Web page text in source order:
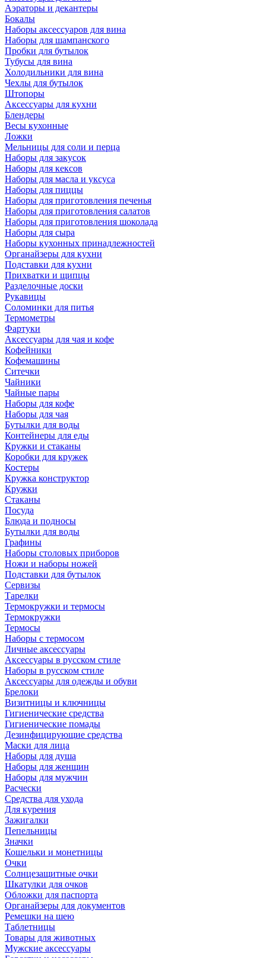
Аэраторы и декантеры
Бокалы
Наборы аксессуаров для вина
Наборы для шампанского
Пробки для бутылок
Тубусы для вина
Холодильники для вина
Чехлы для бутылок
Штопоры
Аксессуары для кухни
Блендеры
Весы кухонные
Ложки
Мельницы для соли и перца
Наборы для закусок
Наборы для кексов
Наборы для масла и уксуса
Наборы для пиццы
Наборы для приготовления печенья
Наборы для приготовления салатов
Наборы для приготовления шоколада
Наборы для сыра
Наборы кухонных принадлежностей
Органайзеры для кухни
Подставки для кухни
Прихватки и щипцы
Разделочные доски
Рукавицы
Соломинки для питья
Термометры
Фартуки
Аксессуары для чая и кофе
Кофейники
Кофемашины
Ситечки
Чайники
Чайные пары
Наборы для кофе
Наборы для чая
Бутылки для воды
Контейнеры для еды
Кружки и стаканы
Коробки для кружек
Костеры
Кружка конструктор
Кружки
Стаканы
Посуда
Блюда и подносы
Бутылки для воды
Графины
Наборы столовых приборов
Ножи и наборы ножей
Подставки для бутылок
Сервизы
Тарелки
Термокружки и термосы
Термокружки
Термосы
Наборы с термосом
Личные аксессуары
Аксессуары в русском стиле
Наборы в русском стиле
Аксессуары для одежды и обуви
Брелоки
Визитницы и ключницы
Гигиенические средства
Гигиенические помады
Дезинфицирующие средства
Маски для лица
Наборы для душа
Наборы для женщин
Наборы для мужчин
Расчески
Средства для ухода
Для курения
Зажигалки
Пепельницы
Значки
Кошельки и монетницы
Очки
Солнцезащитные очки
Шкатулки для очков
Обложки для паспорта
Органайзеры для документов
Ремешки на шею
Таблетницы
Товары для животных
Мужские аксессуары